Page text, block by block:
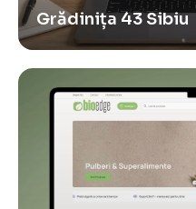
Grădinița 43 Sibiu